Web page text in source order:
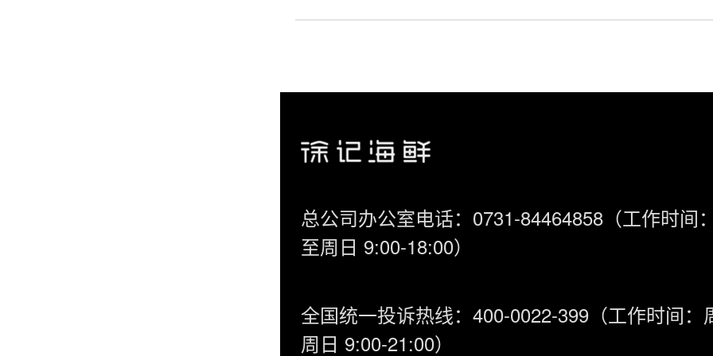
总公司办公室电话：0731-84464858（工作时间
至周日 9:00-18:00）
全国统一投诉热线：400-0022-399（工作时间：
周日 9:00-21:00）